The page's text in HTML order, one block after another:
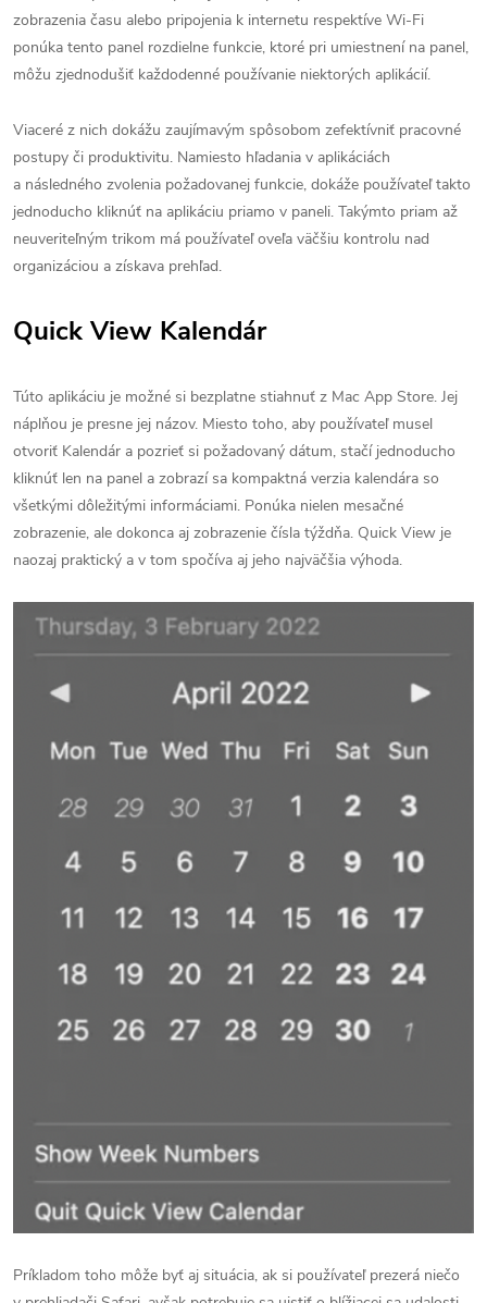
zobrazenia času alebo pripojenia k internetu respektíve Wi-Fi
ponúka tento panel rozdielne funkcie, ktoré pri umiestnení na panel,
môžu zjednodušiť každodenné používanie niektorých aplikácií.
Viaceré z nich dokážu zaujímavým spôsobom zefektívniť pracovné
postupy či produktivitu. Namiesto hľadania v aplikáciách
a následného zvolenia požadovanej funkcie, dokáže používateľ takto
jednoducho kliknúť na aplikáciu priamo v paneli. Takýmto priam až
neuveriteľným trikom má používateľ oveľa väčšiu kontrolu nad
organizáciou a získava prehľad.
Quick View Kalendár
Túto aplikáciu je možné si bezplatne stiahnuť z Mac App Store. Jej
náplňou je presne jej názov. Miesto toho, aby používateľ musel
otvoriť Kalendár a pozrieť si požadovaný dátum, stačí jednoducho
kliknúť len na panel a zobrazí sa kompaktná verzia kalendára so
všetkými dôležitými informáciami. Ponúka nielen mesačné
zobrazenie, ale dokonca aj zobrazenie čísla týždňa. Quick View je
naozaj praktický a v tom spočíva aj jeho najväčšia výhoda.
Príkladom toho môže byť aj situácia, ak si používateľ prezerá niečo